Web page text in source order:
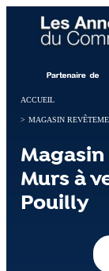
ACCUEIL
> MAGASIN
Murs à
Pouilly
Panneau de